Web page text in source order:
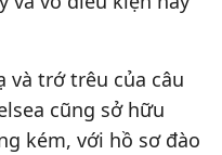
và trớ trêu của câu
cũng sở hữu
kém, với hồ sơ đào